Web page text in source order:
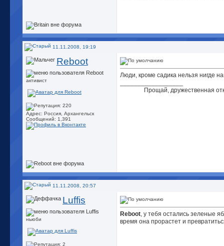
11.11.2008, 19:19
Reboot
активист
Адрес: Россия, Архангельск
Сообщений: 1,391
Люди, кроме садика нельзя нигде
Прощай, дружественная
11.11.2008, 20:57
Luffis
ньюби
Reboot, у тебя остались зеленые
время она прорастет и